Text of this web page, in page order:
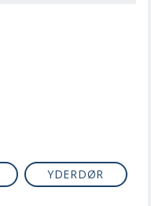
YDERDØR